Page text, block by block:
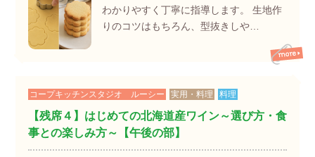
わかりやすく丁寧に指導します。 生地作
りのコツはもちろん、型抜きしや…
コープキッチンスタジオ ルーシー 実用・料理 料理
【残席４】はじめての北海道産ワイン～選び方・食
事との楽しみ方～【午後の部】